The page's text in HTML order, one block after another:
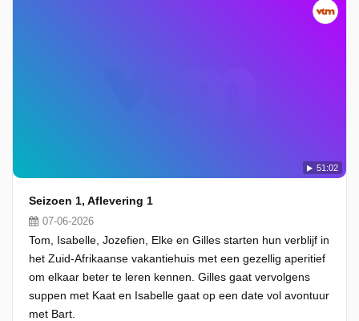
51:02
Seizoen 1, Aflevering 1
07-06-2026
Tom, Isabelle, Jozefien, Elke en Gilles starten hun verblijf in
het Zuid-Afrikaanse vakantiehuis met een gezellig aperitief
om elkaar beter te leren kennen. Gilles gaat vervolgens
suppen met Kaat en Isabelle gaat op een date vol avontuur
met Bart.